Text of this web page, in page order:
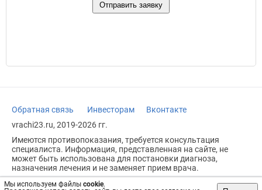
Мы используем файлы cookie.
Обратная связь Инвесторам
Вконтакте
vrachi23.ru, 2019-2026 гг.
Имеются противопоказания, требуется консультация
специалиста. Информация, представленная на сайте, не
может быть использована для постановки диагноза,
назначения лечения и не заменяет прием врача.
Возрастное ограничение: 18+